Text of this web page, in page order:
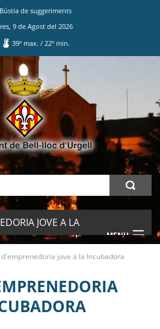
Bústia de suggeriments
9 de Agost del 2026
39º max./ 22º min.
JOVE A LA
MENU
d'emprenedoria jove a la Incubadora